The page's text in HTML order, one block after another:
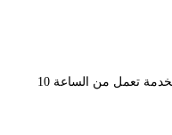
● وقت التنفيذ من 1 دقيقة الى 30 دقائق● الخدمة تعمل من الساعة 10